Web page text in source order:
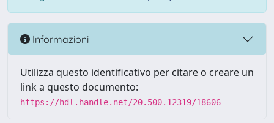
Informazioni
Utilizza questo identificativo per citare o creare un
link a questo documento:
https://hdl.handle.net/20.500.12319/18606